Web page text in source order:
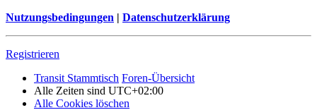
Nutzungsbedingungen | Datenschutzerklärung
Registrieren
Transit Stammtisch Foren-Übersicht
Alle Zeiten sind UTC+02:00
Alle Cookies löschen